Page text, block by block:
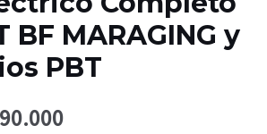
BF MARAGING y
PBT